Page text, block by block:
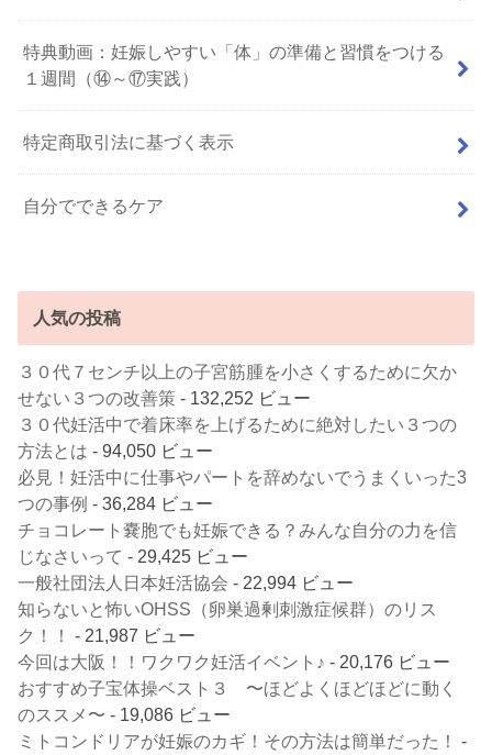
特典動画：妊娠しやすい「体」の準備と習慣をつける
１週間（⑭～⑰実践）
特定商取引法に基づく表示
自分でできるケア
人気の投稿
３０代７センチ以上の子宮筋腫を小さくするために欠か
せない３つの改善策 - 132,252 ビュー
３０代妊活中で着床率を上げるために絶対したい３つの
方法とは - 94,050 ビュー
必見！妊活中に仕事やパートを辞めないでうまくいった3
つの事例 - 36,284 ビュー
チョコレート嚢胞でも妊娠できる？みんな自分の力を信
じなさいって - 29,425 ビュー
一般社団法人日本妊活協会 - 22,994 ビュー
知らないと怖いOHSS（卵巣過剰刺激症候群）のリス
ク！！
- 21,987 ビュー
今回は大阪！！ワクワク妊活イベント♪ - 20,176 ビュー
おすすめ子宝体操ベスト３ 〜ほどよくほどほどに動く
のススメ〜 - 19,086 ビュー
ミトコンドリアが妊娠のカギ！その方法は簡単だった！
-